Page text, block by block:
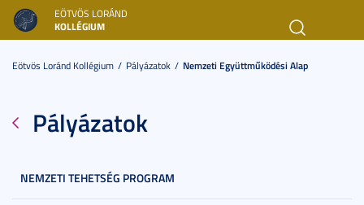
EÖTVÖS LORÁND
KOLLÉGIUM
Eötvös Loránd Kollégium Pályázatok Nemzeti Együttműködési Alap
Pályázatok
NEMZETI TEHETSÉG PROGRAM